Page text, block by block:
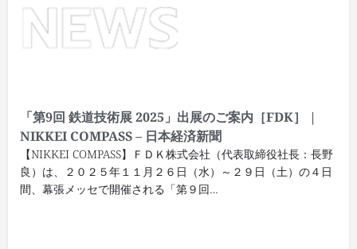
「第9回 鉄道技術展2025」出展のご案内［FDK］ |
NIKKEI COMPASS – 日本経済新聞
【NIKKEI COMPASS】ＦＤＫ株式会社（代表取締役社長：長野
良）は、２０２５年１１月２６日（水）～２９日（土）の４日
間、幕張メッセで開催される「第９回…